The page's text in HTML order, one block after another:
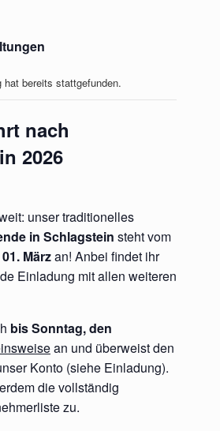
hat bereits stattgefunden.
nach
2026
unser traditionelles
in Schlagstein steht vom
Märzan! Anbei findet ihr
Einladung mit allen weiteren
bis Sonntag, den
an und überweist den
Konto (siehe Einladung).
die vollständig
zu.